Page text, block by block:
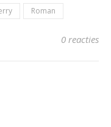
Roman
0 reacties